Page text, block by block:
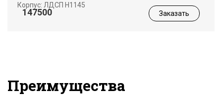
Корпус: ЛДСП Н1145
147500 Заказать
Преимущества